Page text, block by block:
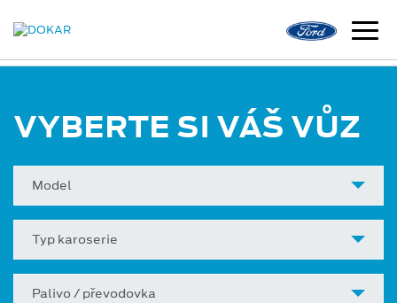
VYBERTE SI VÁŠ VŮZ
Model
Typ karoserie
Palivo / převodovka